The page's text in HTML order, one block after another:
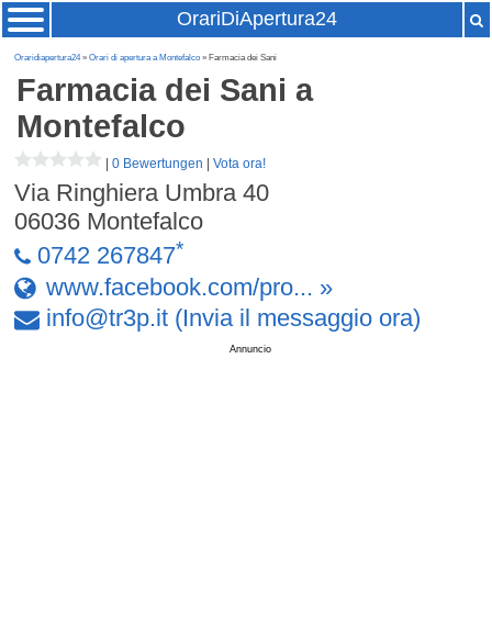
OrariDiApertura24
Oraridiapertura24»Orari di apertura a Montefalco » Farmacia dei Sani
Farmacia dei Sani a
Montefalco
|0 Bewertungen |Vota ora!
Via Ringhiera Umbra 40
06036 Montefalco
0742 267847*
www.facebook.com/pro... »
info@tr3p.it (Invia il messaggio ora)
Annuncio